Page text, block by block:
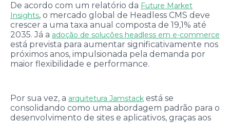
De acordo com um relatório da Future Market
Insights, o mercado global de Headless CMS deve
crescer a uma taxa anual composta de 19,1% até
2035. Já a adoção de soluções headless em e-commerce
está prevista para aumentar significativamente nos
próximos anos, impulsionada pela demanda por
maior flexibilidade e performance.
Por sua vez, a arquitetura Jamstack está se
consolidando como uma abordagem padrão para o
desenvolvimento de sites e aplicativos, graças aos